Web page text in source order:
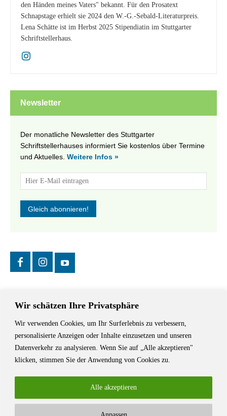
Wir schätzen Ihre Privatsphäre
Wir verwenden Cookies, um Ihr Surferlebnis zu verbessern,
personalisierte Anzeigen oder Inhalte einzusetzen und unseren
Datenverkehr zu analysieren. Wenn Sie auf „Alle akzeptieren"
klicken, stimmen Sie der Anwendung von Cookies zu.
Anpassen
Alle akzeptieren
den Händen meines Vaters" bekannt. Für den Prosatext
Schnapstage erhielt sie 2024 den W.-G.-Sebald-Literaturpreis.
Lena Schätte ist im Herbst 2025 Stipendiatin im Stuttgarter
Schriftstellerhaus.
Newsletter
Der monatliche Newsletter des Stuttgarter
Schriftstellerhauses informiert Sie kostenlos über Termine
und Aktuelles. Weitere Infos »
Das Schriftstellerhaus ist ein beliebter Treffpunkt für Autorinnen und
Autoren aus Stuttgart und der Region sowie ein Veranstaltungsort für
Lesungen, Tagungen und Schreibwerkstätten.